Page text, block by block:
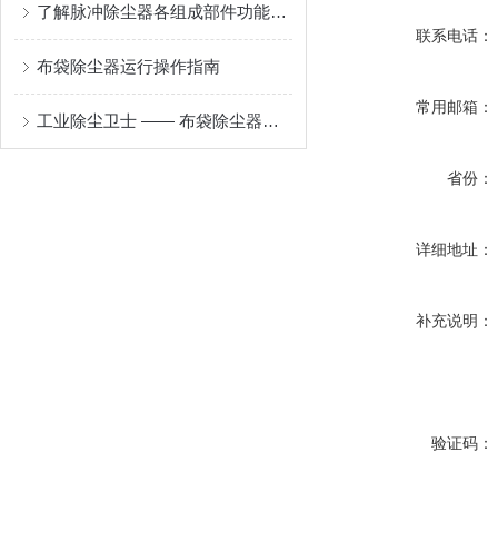
了解脉冲除尘器各组成部件功能特点才能更好的使用它
布袋除尘器运行操作指南
工业除尘卫士 —— 布袋除尘器的原理与应用
联系电话：
常用邮箱：
省份：
详细地址：
补充说明：
验证码：